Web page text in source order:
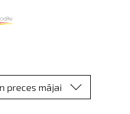
preces mājai